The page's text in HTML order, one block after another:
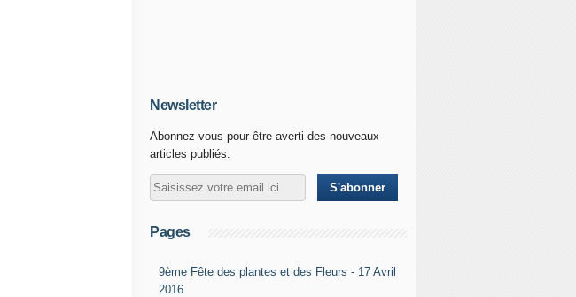
Newsletter
Abonnez-vous pour être averti des nouveaux
articles publiés.
Pages
9ème Fête des plantes et des Fleurs - 17 Avril
2016